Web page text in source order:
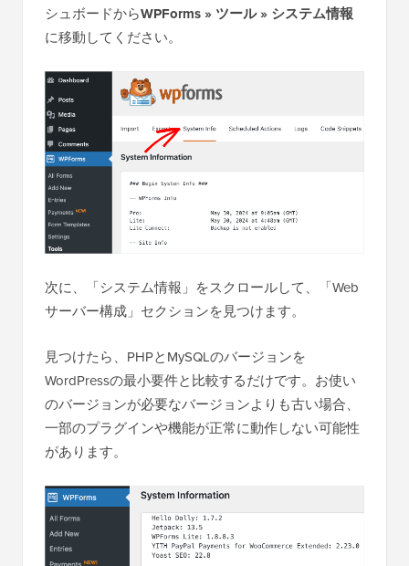
シュボードからWPForms » ツール » システム情報
に移動してください。
次に、「システム情報」をスクロールして、「Web
サーバー構成」セクションを見つけます。
見つけたら、PHPとMySQLのバージョンを
WordPressの最小要件と比較するだけです。お使い
のバージョンが必要なバージョンよりも古い場合、
一部のプラグインや機能が正常に動作しない可能性
があります。